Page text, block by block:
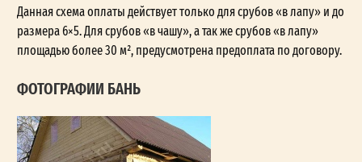
Данная схема оплаты действует только для срубов «в лапу» и до
размера 6×5. Для срубов «в чашу», а так же срубов «в лапу»
площадью более 30 м², предусмотрена предоплата по договору.
ФОТОГРАФИИ БАНЬ